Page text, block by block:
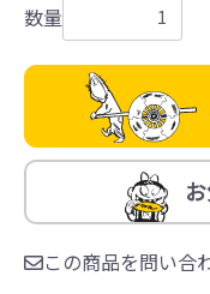
数量
この商品を問い合